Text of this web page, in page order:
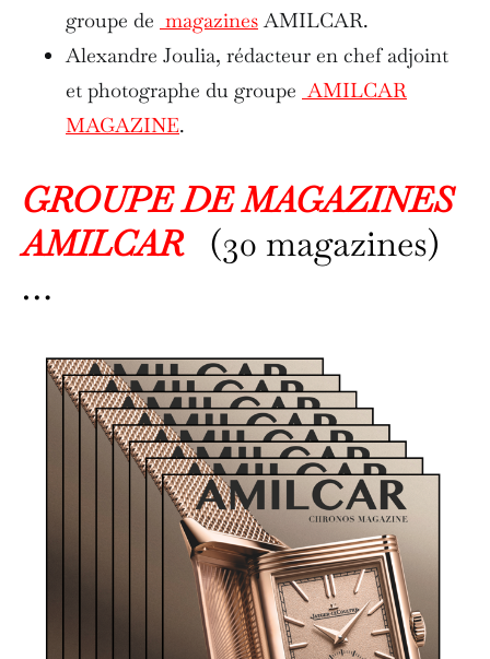
groupe de magazinesAMILCAR.
Alexandre Joulia, rédacteur en chef adjoint
et photographe du groupe AMILCAR
MAGAZINE.
GROUPE DE MAGAZINES
AMILCAR
(30 magazines)
…